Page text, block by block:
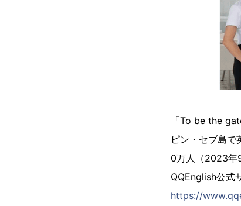
「To be the
ピン・セブ島
0万人（2023年
QQEnglish公式
https://